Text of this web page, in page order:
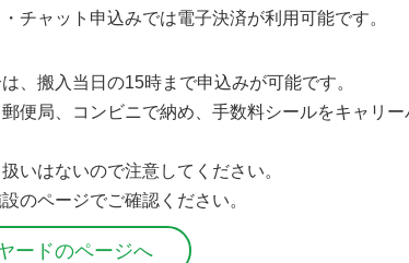
チャット申込みでは電子決済が利用可能です。
、搬入当日の15時まで申込みが可能です。
便局、コンビニで納め、手数料シールをキャリ
いはないので注意してください。
のページでご確認ください。
ードのページへ